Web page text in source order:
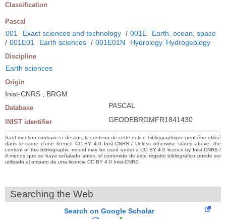
Classification
Pascal
001 Exact sciences and technology / 001E
Earth, ocean, space
/ 001E01 Earth sciences / 001E01N Hydrology. Hydrogeology
Discipline
Earth sciences
Origin
Inist-CNRS ; BRGM
Database PASCAL
INIST identifier GEODEBRGMFR1841430
Sauf mention contraire ci-dessus, le contenu de cette notice bibliographique peut être utilisé
dans le cadre d’une licence CC BY 4.0 Inist-CNRS / Unless otherwise stated above, the
content of this bibliographic record may be used under a CC BY 4.0 licence by Inist-CNRS /
A menos que se haya señalado antes, el contenido de este registro bibliográfico puede ser
utilizado al amparo de una licencia CC BY 4.0 Inist-CNRS
Searching the Web
Search on Google Scholar